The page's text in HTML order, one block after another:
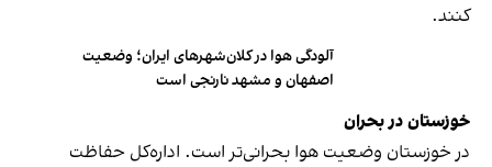
کنند.
آلودگی هوا در کلان‌شهرهای ایران؛ وضعیت
اصفهان و مشهد نارنجی است
خوزستان در بحران
در خوزستان وضعیت هوا بحرانی‌تر است. اداره‌کل حفاظت